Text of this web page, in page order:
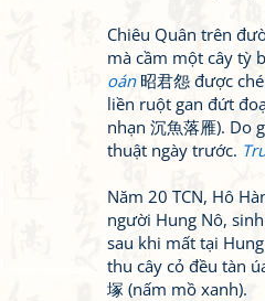
Chiêu Quân trên
mà cầm một cây tỳ
oán昭君怨 được
liền ruột gan đứt
nhạn 沉魚落雁). Do
thuật ngày trước.
Năm 20 TCN, Hô
người Hung Nô,
sau khi mất tại
thu cây cỏ đều tàn
塚 (nấm mồ xanh).